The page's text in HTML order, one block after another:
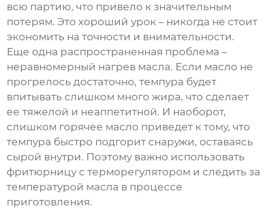
всю партию, что привело к значительным
потерям. Это хороший урок – никогда не стоит
экономить на точности и внимательности.
Еще одна распространенная проблема –
неравномерный нагрев масла. Если масло не
прогрелось достаточно,темпура будет
впитывать слишком много жира, что сделает
ее тяжелой и неаппетитной. И наоборот,
слишком горячее масло приведет к тому, что
темпура быстро подгорит снаружи, оставаясь
сырой внутри. Поэтому важно использовать
фритюрницу с терморегулятором и следить за
температурой масла в процессе
приготовления.